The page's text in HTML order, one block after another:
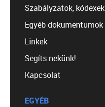
Szabályzatok, kódexek
Egyéb dokumentumok
Linkek
Segíts nekünk!
Kapcsolat
EGYÉB